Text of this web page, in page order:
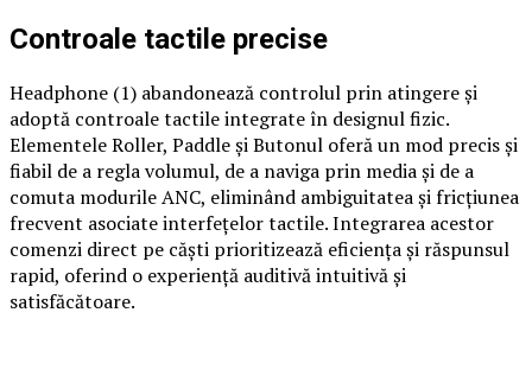
Controale tactile precise
Headphone (1) abandonează controlul prin atingere și
adoptă controale tactile integrate în designul fizic.
Elementele Roller, Paddle și Butonul oferă un mod precis și
fiabil de a regla volumul, de a naviga prin media și de a
comuta modurile ANC, eliminând ambiguitatea și fricțiunea
frecvent asociate interfețelor tactile. Integrarea acestor
comenzi direct pe căști prioritizează eficiența și răspunsul
rapid, oferind o experiență auditivă intuitivă și
satisfăcătoare.